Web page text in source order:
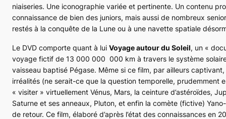
niaiseries. Une iconographie variée et pertinente. Un contenu
connaissance de bien des juniors, mais aussi de nombreux
restés à la conquête de la Lune ou à une navette spatiale
Le DVD comporte quant à lui Voyage autour du Soleil, un «
voyage fictif de 13 000 000 000 km à travers le système
vaisseau baptisé Pégase. Même si ce film, par ailleurs
irréalités (ne serait-ce que la question temporelle, prudemment
« visiter » virtuellement Vénus, Mars, la ceinture d’astéroïdes,
Saturne et ses anneaux, Pluton, et enfin la comète (fictive)
de retour. Ce film, élaboré d’après l’état des connaissances en